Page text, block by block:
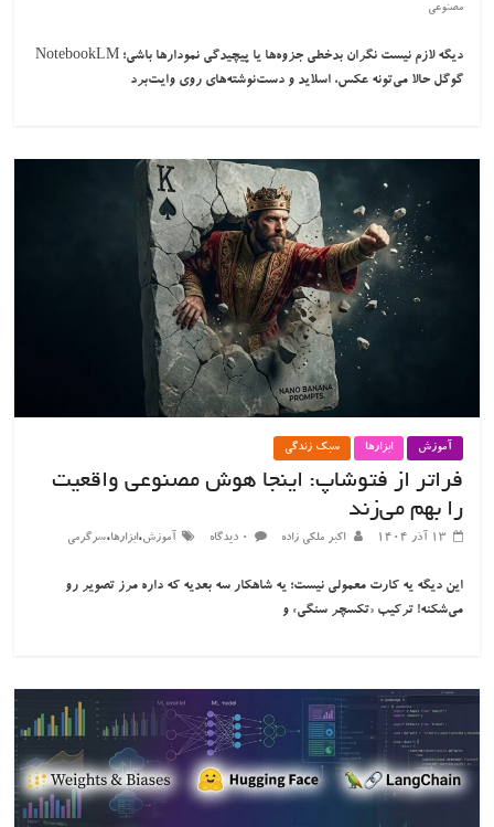
مصنوعی
دیگه لازم نیست نگران بدخطی جزوه‌ها یا پیچیدگی نمودارها باشی؛ NotebookLM
گوگل حالا می‌تونه عکس، اسلاید و دست‌نوشته‌های روی وایت‌برد
آموزش ابزارها سبک زندگی
فراتر از فتوشاپ: اینجا هوش مصنوعی واقعیت
را بهم می‌زند
۱۳ آذر ۱۴۰۴ اکبر ملکی زاده ۰ دیدگاه آموزش،ابزارها،سرگرمی
این دیگه یه کارت معمولی نیست؛ یه شاهکار سه بعدیه که داره مرز تصویر رو
می‌شکنه! ترکیب «تکسچر سنگی» و